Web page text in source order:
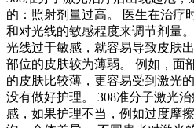
的：照射剂量过高。 医生在治疗
和对光线的敏感程度来调节剂量
光线过于敏感，就容易导致皮肤
部位的皮肤较为薄弱。 例如，面
的皮肤比较薄，更容易受到激光
没有做好护理。 308准分子激光
感，如果护理不当，例如过度摩